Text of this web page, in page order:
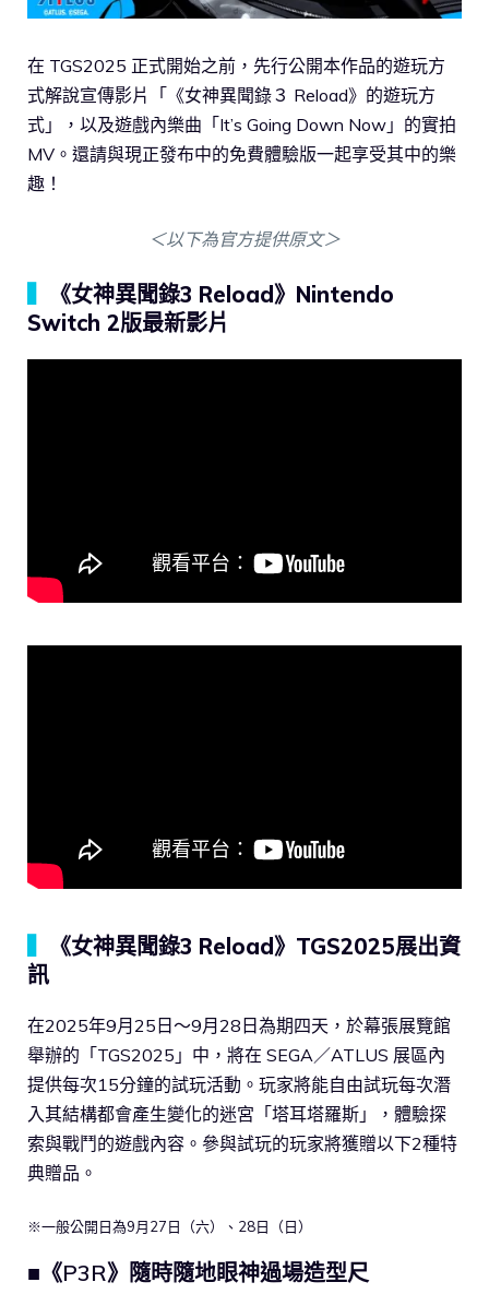
在 TGS2025 正式開始之前，先行公開本作品的遊玩方
式解說宣傳影片「《女神異聞錄３ Reload》的遊玩方
式」，以及遊戲內樂曲「It’s Going Down Now」的實拍
MV。還請與現正發布中的免費體驗版一起享受其中的樂
趣！
＜以下為官方提供原文＞
《女神異聞錄3 Reload》Nintendo
Switch 2版最新影片
《女神異聞錄3 Reload》TGS2025展出資
訊
在2025年9月25日～9月28日為期四天，於幕張展覽館
舉辦的「TGS2025」中，將在 SEGA／ATLUS 展區內
提供每次15分鐘的試玩活動。玩家將能自由試玩每次潛
入其結構都會產生變化的迷宮「塔耳塔羅斯」，體驗探
索與戰鬥的遊戲內容。參與試玩的玩家將獲贈以下2種特
典贈品。
※一般公開日為9月27日（六）、28日（日）
■《P3R》隨時隨地眼神過場造型尺